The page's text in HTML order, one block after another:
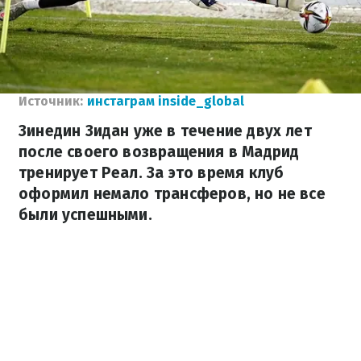
Источник: инстаграм inside_global
Зинедин Зидан уже в течение двух лет
после своего возвращения в Мадрид
тренирует Реал. За это время клуб
оформил немало трансферов, но не все
были успешными.